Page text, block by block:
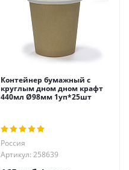
Контейнер бумажный с
круглым дном дном крафт
440мл Ø98мм 1уп*25шт
Россия
Артикул: 258639